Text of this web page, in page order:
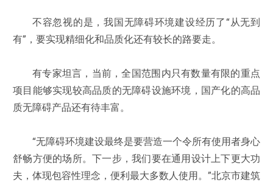
不容忽视的是，我国无障碍环境建设经历了“从无到
有”，要实现精细化和品质化还有较长的路要走。
有专家坦言，当前，全国范围内只有数量有限的重点
项目能够实现较高品质的无障碍设施环境，国产化的高品
质无障碍产品还有待丰富。
“无障碍环境建设最终是要营造一个令所有使用者身心
舒畅方便的场所。下一步，我们要在通用设计上下更大功
夫，体现包容性理念，便利最大多数人使用。”北京市建筑